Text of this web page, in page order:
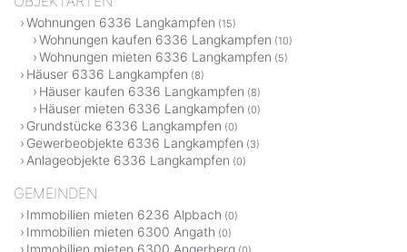
Wohnungen 6336 Langkampfen (15)
Wohnungen kaufen 6336 Langkampfen (10)
Wohnungen mieten 6336 Langkampfen (5)
Häuser 6336 Langkampfen (8)
Häuser kaufen 6336 Langkampfen (8)
Häuser mieten 6336 Langkampfen (0)
Grundstücke 6336 Langkampfen (0)
Gewerbeobjekte 6336 Langkampfen (3)
Anlageobjekte 6336 Langkampfen (0)
GEMEINDEN
Immobilien mieten 6236 Alpbach (0)
Immobilien mieten 6300 Angath (0)
Immobilien mieten 6300 Angerberg